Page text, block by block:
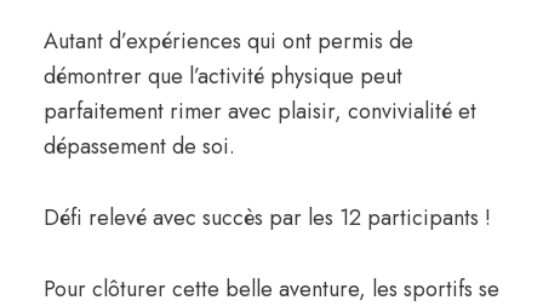
Autant d’expériences qui ont permis de
démontrer que l’activité physique peut
parfaitement rimer avec plaisir, convivialité et
dépassement de soi.
Défi relevé avec succès par les 12 participants !
Pour clôturer cette belle aventure, les sportifs se